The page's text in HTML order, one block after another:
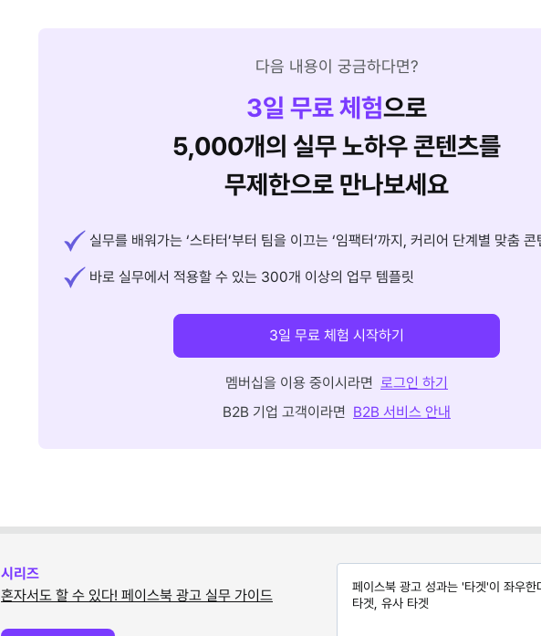
다음 내용이 궁금하다면?
3일 무료 체험으로
5,000개의 실무 노하우 콘텐츠를
무제한으로 만나보세요
실무를 배워가는 ‘스타터’부터 팀을 이끄는 ‘임팩터’까지, 커리어 단계별 맞춤 콘
바로 실무에서 적용할 수 있는 300개 이상의 업무 템플릿
3일 무료 체험 시작하기
멤버십을 이용 중이시라면 로그인 하기
B2B 기업 고객이라면 B2B 서비스 안내
시리즈
혼자서도 할 수 있다! 페이스북 광고 실무 가이드
페이스북 광고 성과는 '타겟'이 좌우한
타겟, 유사 타겟